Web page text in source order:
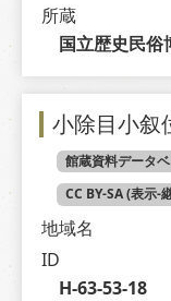
所蔵
国立歴史民俗
小除目小叙
館蔵資料データ
CC BY-SA (表示-
地域名
ID
H-63-53-18